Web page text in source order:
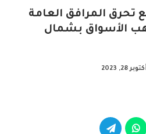
تحرق المرافق العامة
الأسواق بشمال
28, 2023